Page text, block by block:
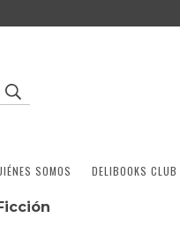
SOMOS DELIBOOKS CLUB